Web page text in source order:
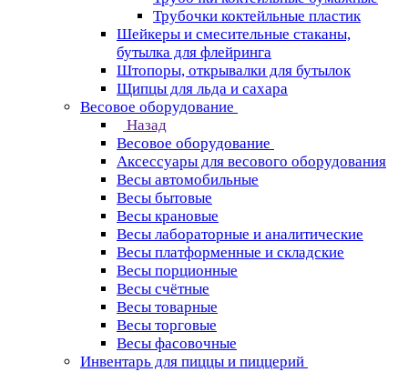
Трубочки коктейльные пластик
Шейкеры и смесительные стаканы,
бутылка для флейринга
Штопоры, открывалки для бутылок
Щипцы для льда и сахара
Весовое оборудование
Назад
Весовое оборудование
Аксессуары для весового оборудования
Весы автомобильные
Весы бытовые
Весы крановые
Весы лабораторные и аналитические
Весы платформенные и складские
Весы порционные
Весы счётные
Весы товарные
Весы торговые
Весы фасовочные
Инвентарь для пиццы и пиццерий